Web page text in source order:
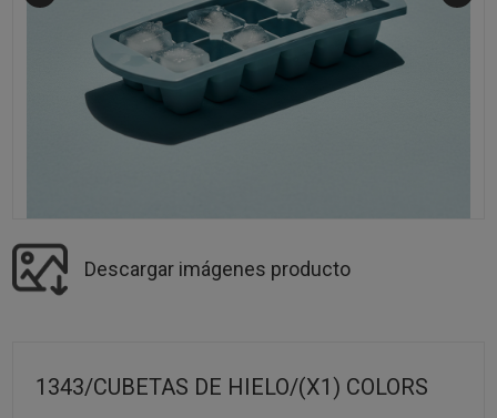
Descargar imágenes producto
1343/CUBETAS DE HIELO/(X1) COLORS